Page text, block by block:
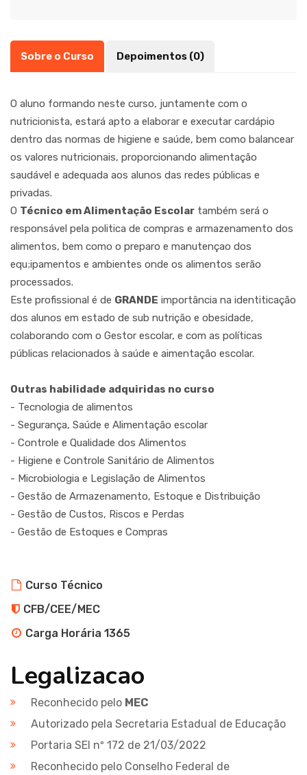
Sobre o Curso Depoimentos (0)
O aluno formando neste curso, juntamente com o
nutricionista, estará apto a elaborar e executar cardápio
dentro das normas de higiene e saúde, bem como balancear
os valores nutricionais, proporcionando alimentação
saudável e adequada aos alunos das redes públicas e
privadas.
O Técnico em Alimentação Escolar também será o
responsável pela politica de compras e armazenamento dos
alimentos, bem como o preparo e manutençao dos
equ;ipamentos e ambientes onde os alimentos serão
processados.
Este profissional é de GRANDE importância na identiticação
dos alunos em estado de sub nutrição e obesidade,
colaborando com o Gestor escolar, e com as políticas
públicas relacionados à saúde e aimentação escolar.
Outras habilidade adquiridas no curso
- Tecnologia de alimentos
- Segurança, Saúde e Alimentação escolar
- Controle e Qualidade dos Alimentos
- Higiene e Controle Sanitário de Alimentos
- Microbiologia e Legislação de Alimentos
- Gestão de Armazenamento, Estoque e Distribuição
- Gestão de Custos, Riscos e Perdas
- Gestão de Estoques e Compras
Curso Técnico
CFB/CEE/MEC
Carga Horária 1365
Legalizacao
Reconhecido pelo MEC
Autorizado pela Secretaria Estadual de Educação
Portaria SEI nº 172 de 21/03/2022
Reconhecido pelo Conselho Federal de